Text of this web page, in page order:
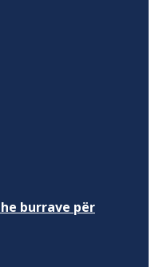
burrave për